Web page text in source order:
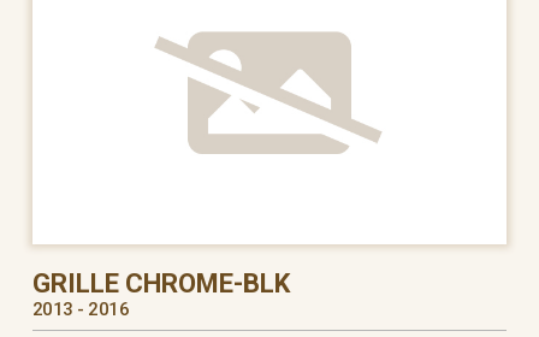
GRILLE CHROME-BLK
2013 - 2016